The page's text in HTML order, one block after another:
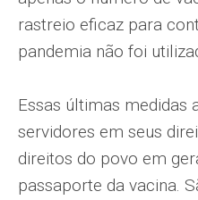
rastreio eficaz para
pandemia não foi
Essas últimas medidas
servidores em seus
direitos do povo em
passaporte da vacina.